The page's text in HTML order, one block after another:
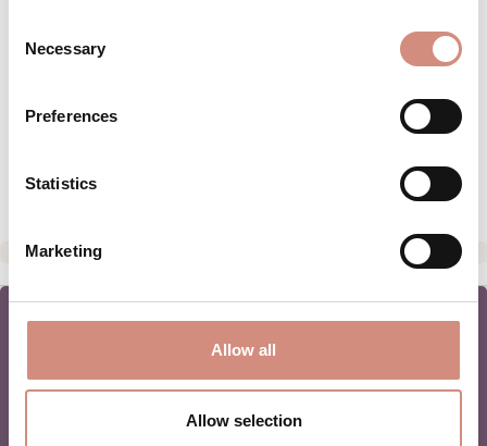
Selection
Necessary
Preferences
Statistics
Marketing
Allow all
Allow selection
GRÖSSENTABELLE
NEWSLETTER